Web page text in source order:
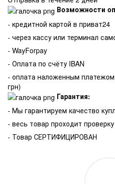
Возможности
- кредитной картой в приват24
- через кассу или терминал
- WayForpay
- Оплата по счёту IBAN
- оплата наложенным
грн)
Гарантия:
- Мы гарантируем качество
- весь товар проходит
- Товар СЕРТИФИЦИРОВАН